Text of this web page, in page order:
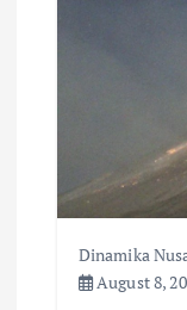
t
Dinamika
August 8,